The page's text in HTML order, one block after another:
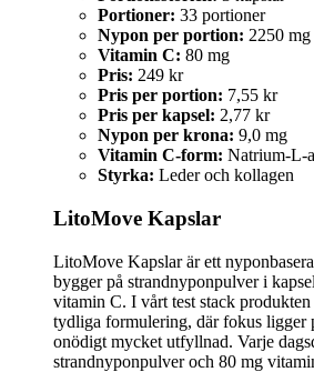
Portioner: 33 portioner
Nypon per portion: 2250 mg
Vitamin C: 80 mg
Pris: 249 kr
Pris per portion: 7,55 kr
Pris per kapsel: 2,77 kr
Nypon per krona: 9,0 mg
Vitamin C-form: Natrium-L-
Styrka: Leder och kollagen
LitoMove Kapslar
LitoMove Kapslar är ett
bygger på strandnyponpulver i
vitamin C. I vårt test stack
tydliga formulering, där fokus ligger
onödigt mycket utfyllnad. Varje
strandnyponpulver och 80 mg